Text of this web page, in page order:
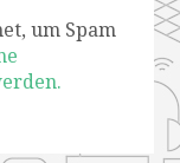
um Spam